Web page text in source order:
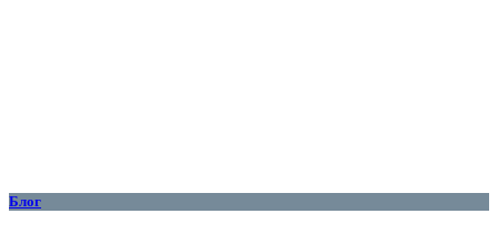
Блог